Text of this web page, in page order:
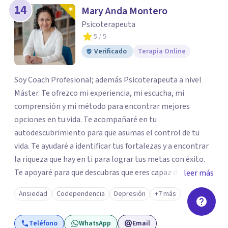
14 Mary Anda Montero
Psicoterapeuta
5 / 5
Verificado
Terapia Online
Soy Coach Profesional; además Psicoterapeuta a nivel
Máster. Te ofrezco mi experiencia, mi escucha, mi
comprensión y mi método para encontrar mejores
opciones en tu vida. Te acompañaré en tu
autodescubrimiento para que asumas el control de tu
vida. Te ayudaré a identificar tus fortalezas y a encontrar
la riqueza que hay en ti para lograr tus metas con éxito.
Te apoyaré para que descubras que eres capaz de
convertir los problemas en oportunidades Tú tienes
derecho a vivir con bienestar, sin culpas, sin
remordimientos y en plenitud. Con amor propio todo es
posible. En el viaje de tu vida. ¿Te das cuenta que tienes
leer más
Ansiedad Codependencia Depresión +7 más
Teléfono WhatsApp Email